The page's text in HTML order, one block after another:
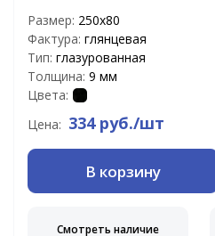
Размер: 250х80
Фактура: глянцевая
Тип: глазурованная
Толщина: 9 мм
Цвета:
Цена: 334 руб./шт
В корзину
Смотреть наличие